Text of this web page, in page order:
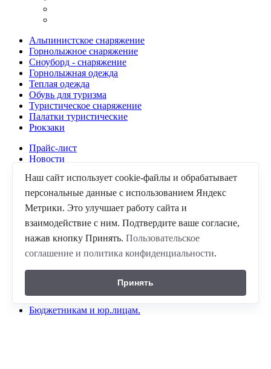
Альпинистское снаряжение
Горнолыжное снаряжение
Сноуборд - снаряжение
Горнолыжная одежда
Теплая одежда
Обувь для туризма
Туристическое снаряжение
Палатки туристические
Рюкзаки
Прайс-лист
Новости
Форма связи
Акции и распродажи %
Правила и условия проката
ПРОКАТ сноубордов и лыж
О магазине
Прокат палаток
Войти
Оплата
Бюджетникам и юр.лицам.
Наш сайт использует cookie-файлы и обрабатывает
персональные данные с использованием Яндекс
Метрики. Это улучшает работу сайта и
взаимодействие с ним. Подтвердите ваше согласие,
нажав кнопку Принять. Пользовательское
соглашение и политика конфиденциальности.
Принять